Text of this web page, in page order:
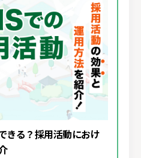
きる？採用活動におけ